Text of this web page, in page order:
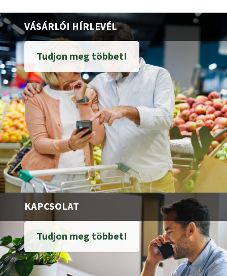
VÁSÁRLÓI HÍRLEVÉL
Tudjon meg többet!
KAPCSOLAT
Tudjon meg többet!